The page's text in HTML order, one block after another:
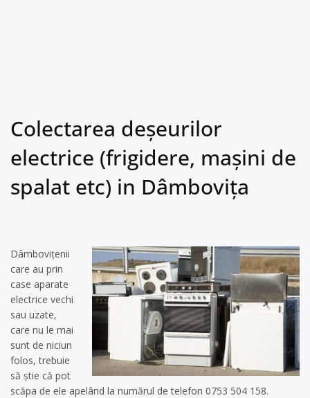
Colectarea deșeurilor
electrice (frigidere, mașini de
spalat etc) in Dâmbovița
Dâmbovițenii
care au prin
case aparate
electrice vechi
sau uzate,
care nu le mai
sunt de niciun
folos, trebuie
să știe că pot
scăpa de ele apelând la numărul de telefon 0753 504 158.